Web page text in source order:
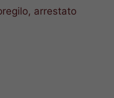
arrestato